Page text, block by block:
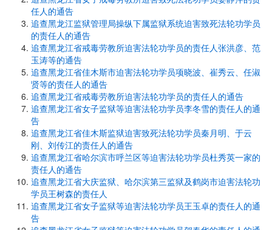
任人的通告
追查黑龙江监狱管理局操纵下属监狱系统迫害致死法轮功学员
的责任人的通告
追查黑龙江省戒毒劳教所迫害法轮功学员的责任人张洪彦、范
玉涛等的通告
追查黑龙江省佳木斯市迫害法轮功学员项晓波、崔秀云、任淑
贤等的责任人的通告
追查黑龙江省戒毒劳教所迫害法轮功学员的责任人的通告
追查黑龙江省女子监狱等迫害法轮功学员李冬雪的责任人的通
告
追查黑龙江省佳木斯监狱迫害致死法轮功学员秦月明、于云
刚、刘传江的责任人的通告
追查黑龙江省哈尔滨市呼兰区等迫害法轮功学员杜秀英一家的
责任人的通告
追查黑龙江省大庆监狱、哈尔滨第三监狱及鹤岗市迫害法轮功
学员王树森的责任人
追查黑龙江省女子监狱等迫害法轮功学员王玉卓的责任人的通
告